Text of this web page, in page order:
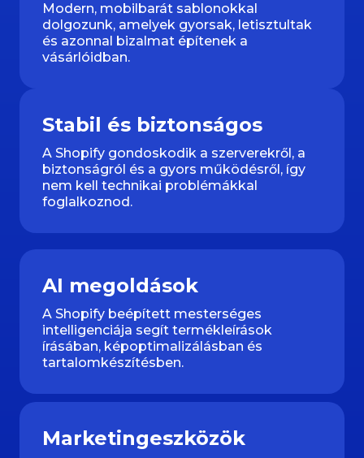
Modern, mobilbarát sablonokkal
dolgozunk, amelyek gyorsak, letisztultak
és azonnal bizalmat építenek a
vásárlóidban.
Stabil és biztonságos
A Shopify gondoskodik a szerverekről, a
biztonságról és a gyors működésről, így
nem kell technikai problémákkal
foglalkoznod.
AI megoldások
A Shopify beépített mesterséges
intelligenciája segít termékleírások
írásában, képoptimalizálásban és
tartalomkészítésben.
Marketingeszközök